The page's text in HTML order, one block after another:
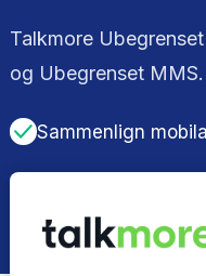
Talkmore
og Ubegrenset
Sammenlign